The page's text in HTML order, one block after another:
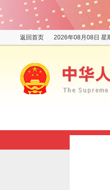
返回首页 2026年08月08日 星